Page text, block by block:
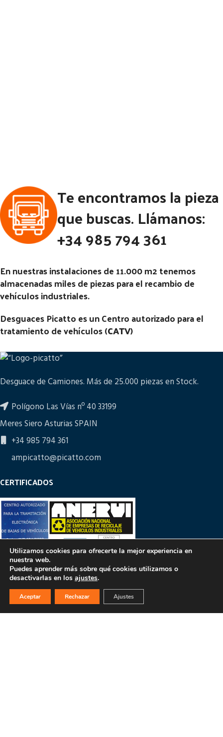
Te encontramos la pieza
que buscas. Llámanos:
+34 985 794 361
En nuestras instalaciones de 11.000 m2 tenemos
almacenadas miles de piezas para el recambio de
vehículos industriales.
Desguaces Picatto es un Centro autorizado para el
tratamiento de vehículos (CATV)
Desguace de Camiones. Más de 25.000 piezas en Stock.
Polígono Las Vías nº 40 33199
Meres Siero Asturias SPAIN
+34 985 794 361
ampicatto@picatto.com
CERTIFICADOS
PULSA PARA MÁS INFORMACIÓN
Utilizamos cookies para ofrecerte la mejor experiencia en
nuestra web.
Puedes aprender más sobre qué cookies utilizamos o
desactivarlas en los ajustes.
Aceptar Rechazar Ajustes